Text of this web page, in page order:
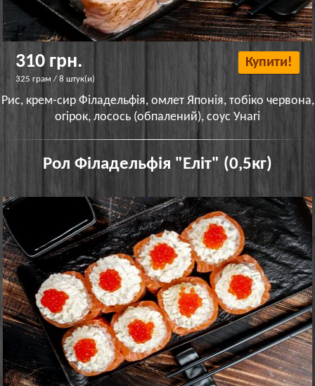
310 грн.
325 грам / 8 штук(и)
Купити!
Рис, крем-сир Філадельфія, омлет Японія, тобіко червона,
огірок, лосось (обпалений), соус Унагі
Рол Філадельфія "Еліт" (0,5кг)